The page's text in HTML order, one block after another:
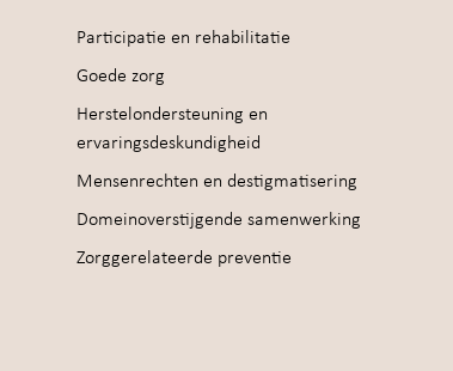
Participatie en rehabilitatie
Goede zorg
Herstelondersteuning en
ervaringsdeskundigheid
Mensenrechten en destigmatisering
Domeinoverstijgende samenwerking
Zorggerelateerde preventie